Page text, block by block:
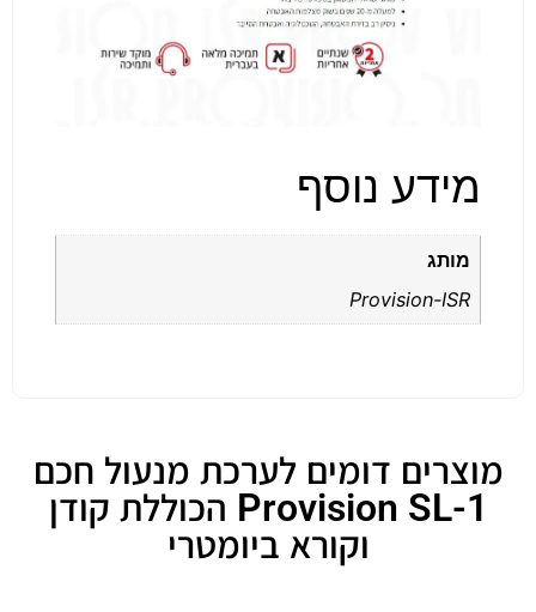
מידע נוסף
מותג
Provision-ISR
מוצרים דומים לערכת מנעול חכם
Provision SL-1 הכוללת קודן
וקורא ביומטרי